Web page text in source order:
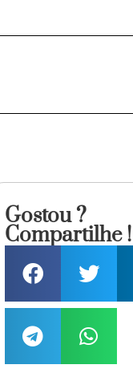
Gostou ?
Compartilhe !